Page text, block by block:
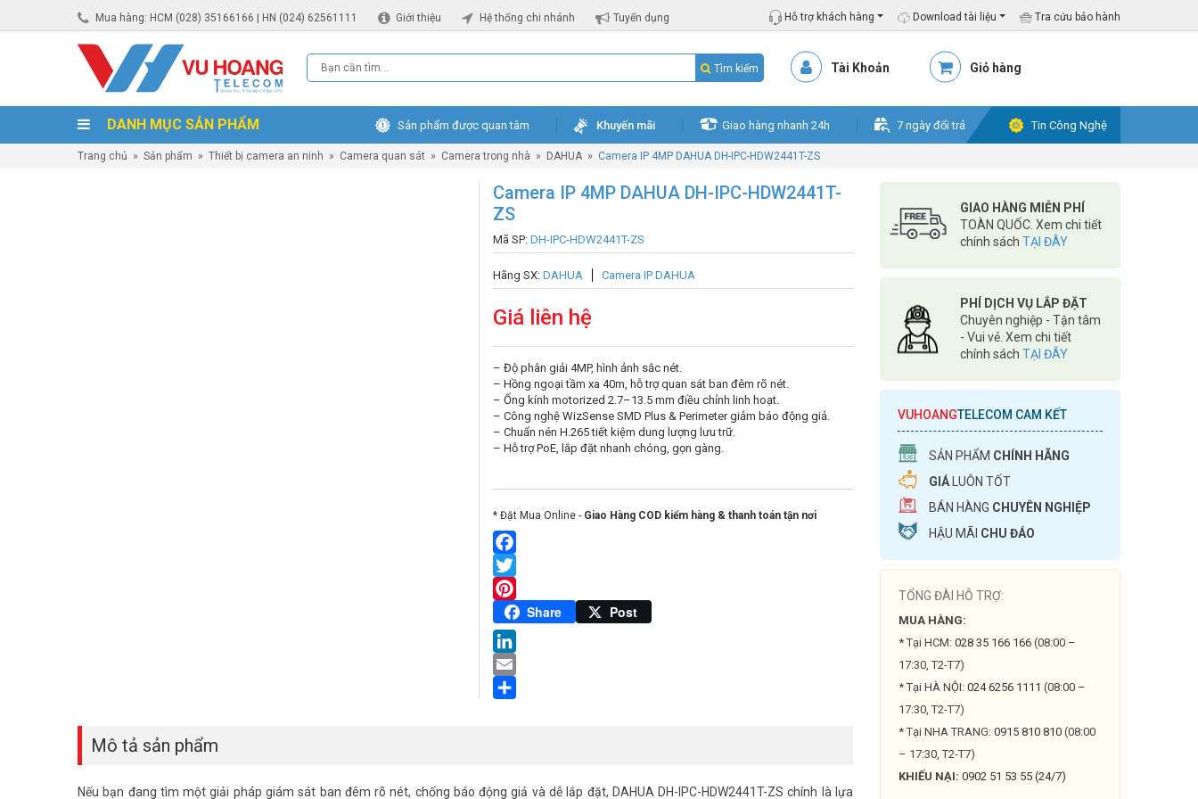
Mua hàng: HCM (028) 35166166 | HN (024) 62561111 Giới thiệu Hệ thống chi nhánh Tuyển dụng Hỗ trợ khách hàng Download tài liệu Tra cứu bảo hành
Tìm kiếm Tài Khoản Giỏ hàng
DANH MỤC SẢN PHẨM Sản phẩm được quan tâm Khuyến mãi Giao hàng nhanh 24h 7 ngày đổi trả Tin Công Nghệ
Trang chủ » Sản phẩm » Thiết bị camera an ninh » Camera quan sát » Camera trong nhà » DAHUA » Camera IP 4MP DAHUA DH-IPC-HDW2441T-ZS
Camera IP 4MP DAHUA DH-IPC-HDW2441T-
ZS
Mã SP: DH-IPC-HDW2441T-ZS
Hãng SX: DAHUA Camera IP DAHUA
Giá liên hệ
– Độ phân giải 4MP, hình ảnh sắc nét.
– Hồng ngoại tầm xa 40m, hỗ trợ quan sát ban đêm rõ nét.
– Ống kính motorized 2.7–13.5 mm điều chỉnh linh hoạt.
– Công nghệ WizSense SMD Plus & Perimeter giảm báo động giả.
– Chuẩn nén H.265 tiết kiệm dung lượng lưu trữ.
– Hỗ trợ PoE, lắp đặt nhanh chóng, gọn gàng.
* Đặt Mua Online - Giao Hàng COD kiểm hàng & thanh toán tận nơi
Facebook
Twitter
Pinterest
Share Post
LinkedIn
Email
Mô tả sản phẩm
Nếu bạn đang tìm một giải pháp giám sát ban đêm rõ nét, chống báo động giả và dễ lắp đặt, DAHUA DH-IPC-HDW2441T-ZS chính là lựa
GIAO HÀNG MIỄN PHÍ
TOÀN QUỐC. Xem chi tiết
chính sách TẠI ĐÂY
PHÍ DỊCH VỤ LẮP ĐẶT
Chuyên nghiệp - Tận tâm
- Vui vẻ. Xem chi tiết
chính sách TẠI ĐÂY
VUHOANGTELECOM CAM KẾT
SẢN PHẨM CHÍNH HÃNG
GIÁ LUÔN TỐT
BÁN HÀNG CHUYÊN NGHIỆP
HẬU MÃI CHU ĐÁO
TỔNG ĐÀI HỖ TRỢ:
MUA HÀNG:
* Tại HCM: 028 35 166 166 (08:00 –
17:30, T2-T7)
* Tại HÀ NỘI: 024 6256 1111 (08:00 –
17:30, T2-T7)
* Tại NHA TRANG: 0915 810 810 (08:00
– 17:30, T2-T7)
KHIẾU NẠI: 0902 51 53 55 (24/7)